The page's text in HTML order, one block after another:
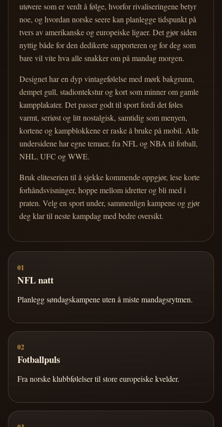
utøvere som er verdt å følge, hvorfor rivaliseringene betyr
noe, og hvordan norske seere kan planlegge tidspunkt på
tvers av amerikanske og europeiske ligaer. Det gjør siden
nyttig både for den dedikerte supporteren og for deg som
bare vil vite hva alle snakker om på mandag morgen.
Designet har en dyp vintagefølelse med mørk bakgrunn,
dempet gull, stadiontekstur og kort som minner om gamle
kampplakater. Det passer godt til sport fordi det føles
varmt, seriøst og litt nostalgisk, samtidig som menyen,
kortene og kampblokkene er raske å bruke på mobil. Alle
undersidene har egne temaer, fra NFL og NBA til fotball,
NHL, UFC og WWE.
Bruk eliteserien til å sjekke kommende oppgjør, lese korte
forhåndsvisninger, hoppe mellom idretter og bli med i
praten. Velg en sport under, sammenlign kampene og gjør
deg klar til neste kampdag med bedre oversikt.
01
NFL natt
Planlegg søndagskampene uten å miste mandagsrytmen.
02
Fotballpuls
Fra norske klubbfølelser til store europeiske kvelder.